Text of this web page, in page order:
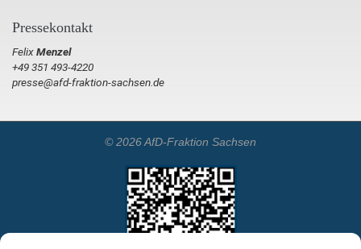
Pressekontakt
FelixMenzel
+49 351 493-4220
presse@afd-fraktion-sachsen.de
© 2026 AfD-Fraktion Sachsen